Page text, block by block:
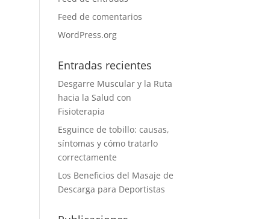
Feed de comentarios
WordPress.org
Entradas recientes
Desgarre Muscular y la Ruta
hacia la Salud con
Fisioterapia
Esguince de tobillo: causas,
síntomas y cómo tratarlo
correctamente
Los Beneficios del Masaje de
Descarga para Deportistas